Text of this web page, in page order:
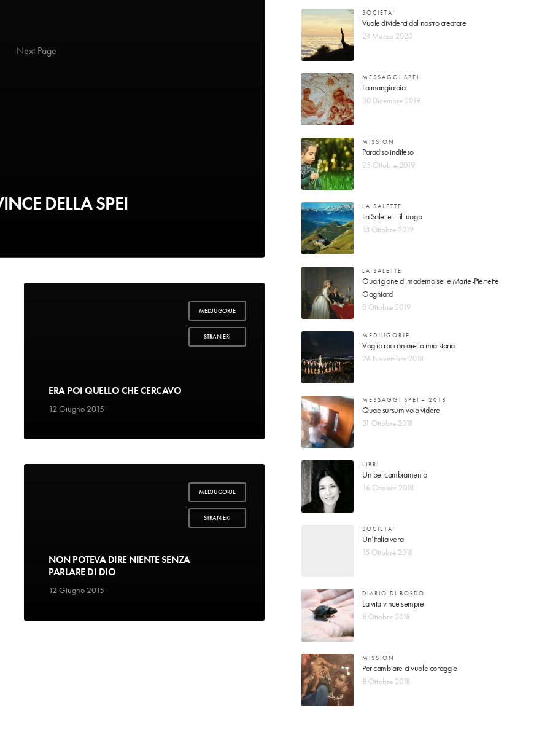
DELLA SPEI
MEDJUGORJE
,
STRANIERI
ERA POI QUELLO CHE CERCAVO
12 Giugno 2015
MEDJUGORJE
,
STRANIERI
NON POTEVA DIRE NIENTE SENZA
PARLARE DI DIO
12 Giugno 2015
Next Page
SOCIETA'
Vuole dividerci dal nostro creatore
24 Marzo 2020
MESSAGGI SPEI
La mangiatoia
30 Dicembre 2019
MISSION
Paradiso indifeso
25 Ottobre 2019
LA SALETTE
La Salette – il luogo
13 Ottobre 2019
LA SALETTE
Guarigione di mademoiselle Marie-Pierrette
Gagniard
8 Ottobre 2019
MEDJUGORJE
Voglio raccontare la mia storia
26 Novembre 2018
MESSAGGI SPEI – 2018
Quae sursum volo videre
31 Ottobre 2018
LIBRI
Un bel cambiamento
16 Ottobre 2018
SOCIETA'
Un’Italia vera
15 Ottobre 2018
DIARIO DI BORDO
La vita vince sempre
8 Ottobre 2018
MISSION
Per cambiare ci vuole coraggio
8 Ottobre 2018